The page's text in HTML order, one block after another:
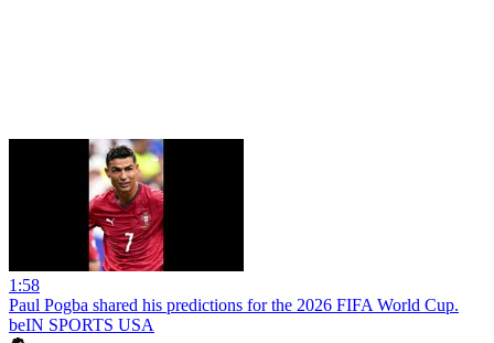
1:58
Paul Pogba shared his predictions for the 2026 FIFA World Cup.
beIN SPORTS USA